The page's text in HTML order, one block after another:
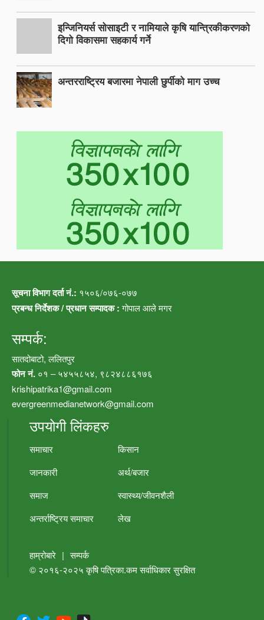
इन्जिनियर्स सोसाइटी र नामियाले कृषि यान्त्रिकीकरणको
दिगो विकासमा सहकार्य गर्ने
अन्तरराष्ट्रिय बजारमा नेपाली छुर्पीको माग उच्च
सूचना विभाग दर्ता नं.: १५०६/०७६-०७७
प्रबन्ध निर्देशक / प्रधान सम्पादक :गोपाल आले मगर
सम्पर्क:
सातदोबाटो, ललितपुर
फोन नं. ०१ – ५४५५८५४, ९८२४८८६१७६
krishipatrika1@gmail.com
evergreenmedianetwork@gmail.com
उपयोगी लिंकहरु
समाचार
किसान
जानकारी
अर्थ/बजार
समाज
स्वास्थ्य/जीवनशैली
अन्तर्राष्ट्रिय समाचार
लेख
हाम्रोबारे | सम्पर्क
© २०१६-२०२५कृषि पत्रिका.कमसर्वाधिकार सुरक्षित